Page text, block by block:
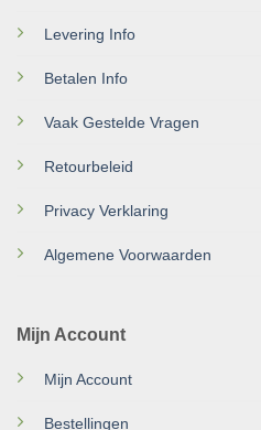
Levering Info
Betalen Info
Vaak Gestelde Vragen
Retourbeleid
Privacy Verklaring
Algemene Voorwaarden
Mijn Account
Mijn Account
Bestellingen